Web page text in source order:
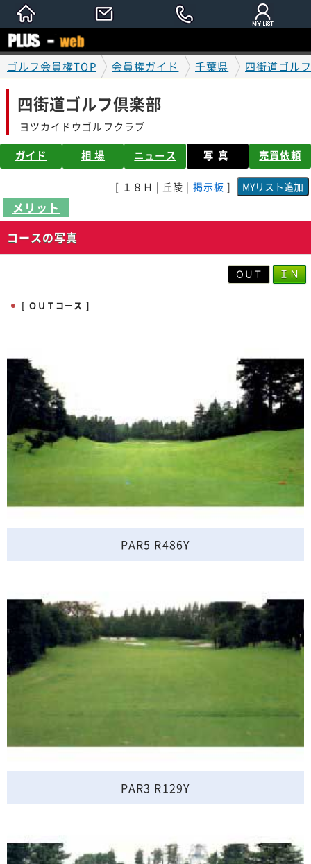
ゴルフ会員権TOP 会員権ガイド 千葉県 四街道ゴル
四街道ゴルフ倶楽部
ヨツカイドウゴルフクラブ
ガイド 相 場 ニュース 写真 売買依頼
[ １８Ｈ | 丘陵 | 掲示板 ]
メリット
コースの写真
ＯＵＴ ＩＮ
[ ＯＵＴコース ]
PAR5 R486Y
PAR3 R129Y